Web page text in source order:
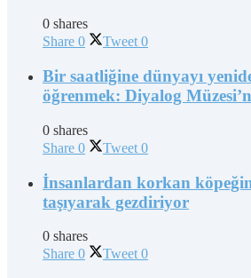
0 shares
Share 0 Tweet 0
Bir saatliğine dünyayı
öğrenmek: Diyalog
0 shares
Share 0 Tweet 0
İnsanlardan korkan
taşıyarak gezdiriyor
0 shares
Share 0 Tweet 0